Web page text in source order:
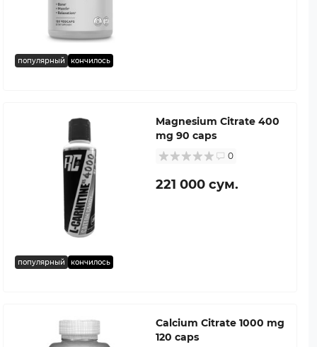
популярный кончилось
популярный кончилось
Magnesium Citrate 400
mg 90 caps
0
221 000 сум.
Calcium Citrate 1000 mg
120 caps